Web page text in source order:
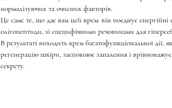
нормалізуючих та очисних факторів.
Це саме те, що дає вам цей крем: він поєднує енергійні
олігопептиди, зі специфічними речовинами для
В результаті виходить крем багатофункціональної дії,
регенерацію шкіри, заспокоює запалення і
секрету.